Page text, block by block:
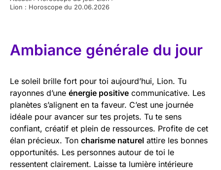
Lion : Horoscope du 20.06.2026
Ambiance générale du jour
Le soleil brille fort pour toi aujourd’hui, Lion. Tu
rayonnes d’une énergie positive communicative. Les
planètes s’alignent en ta faveur. C’est une journée
idéale pour avancer sur tes projets. Tu te sens
confiant, créatif et plein de ressources. Profite de cet
élan précieux. Ton charisme naturel attire les bonnes
opportunités. Les personnes autour de toi le
ressentent clairement. Laisse ta lumière intérieure